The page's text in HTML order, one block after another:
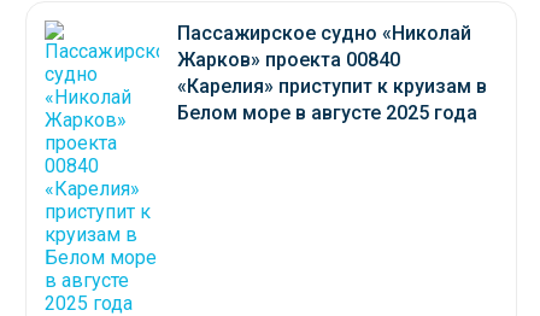
Пассажирское судно «Николай
Жарков» проекта 00840
«Карелия» приступит к круизам в
Белом море в августе 2025 года